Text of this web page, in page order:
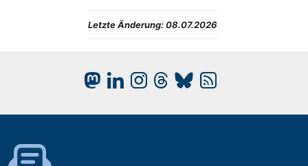
Letzte Änderung: 08.07.2026